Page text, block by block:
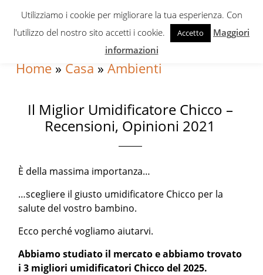
Skip
navigation
Skip
Skip
sidebar
Home » Casa »Ambienti
Il Miglior Umidificatore Chicco –
Recensioni, Opinioni 2021
È della massima importanza…
…scegliere il giusto umidificatore Chicco per la
salute del vostro bambino.
Ecco perché vogliamo aiutarvi.
Abbiamo studiato il mercato e abbiamo trovato
i 3 migliori umidificatori Chicco del 2025.
Utilizziamo i cookie per migliorare la tua esperienza. Con
l'utilizzo del nostro sito accetti i cookie.
Accetto
Maggiori
informazioni